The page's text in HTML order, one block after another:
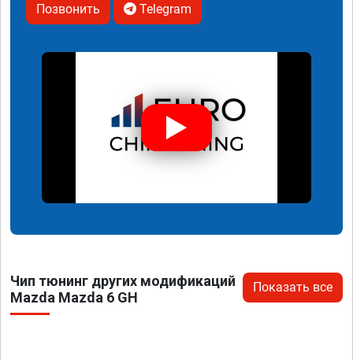
Позвонить Telegram
Чип тюнинг других модификаций
Mazda Mazda 6 GH
Показать все